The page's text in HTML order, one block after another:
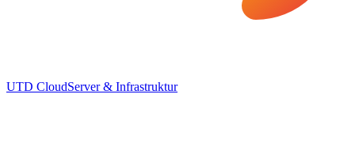
UTD CloudServer & Infrastruktur